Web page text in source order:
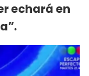
echará en